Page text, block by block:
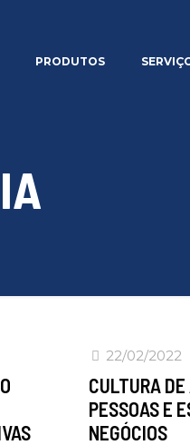
PRODUTOS
22/02/2022
CULTURA
PESSOAS E
NEGÓCIOS